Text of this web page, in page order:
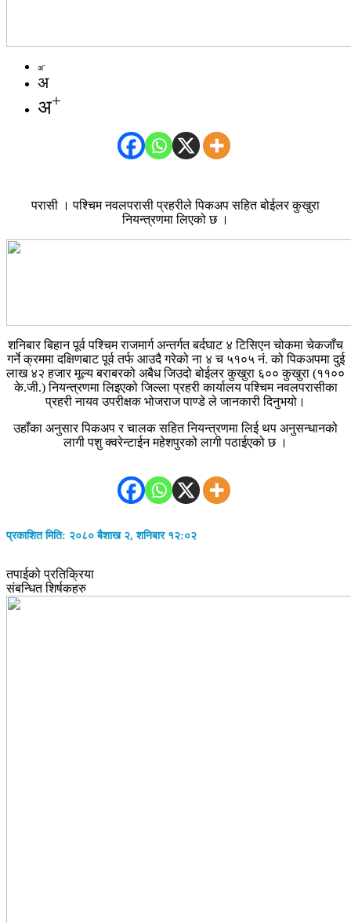
अ-
अ
अ+
परासी । पश्चिम नवलपरासी प्रहरीले पिकअप सहित बोईलर कुखुरा
नियन्त्रणमा लिएको छ ।
शनिबार बिहान पूर्व पश्चिम राजमार्ग अन्तर्गत बर्दघाट ४ टिसिएन चोकमा चेकजाँच
गर्ने क्रममा दक्षिणबाट पूर्व तर्फ आउदै गरेको ना ४ च ५१०५ नं. को पिकअपमा दुई
लाख ४२ हजार मूल्य बराबरको अबैध जिउदो बोईलर कुखुरा ६०० कुखुरा (११००
के.जी.) नियन्त्रणमा लिइएको जिल्ला प्रहरी कार्यालय पश्चिम नवलपरासीका
प्रहरी नायव उपरीक्षक भोजराज पाण्डे ले जानकारी दिनुभयो।
उहाँका अनुसार पिकअप र चालक सहित नियन्त्रणमा लिई थप अनुसन्धानको
लागी पशु क्वरेन्टाईन महेशपुरको लागी पठाईएको छ ।
प्रकाशित मिति: २०८० बैशाख २, शनिबार १२:०२
तपाईको प्रतिक्रिया
संबन्धित शिर्षकहरु